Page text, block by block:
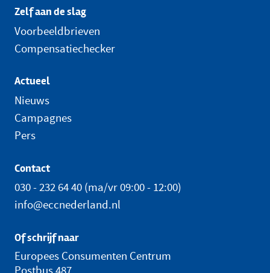
Zelf aan de slag
Voorbeeldbrieven
Compensatiechecker
Actueel
Nieuws
Campagnes
Pers
Contact
030 - 232 64 40 (ma/vr 09:00 - 12:00)
info@eccnederland.nl
Of schrijf naar
Europees Consumenten Centrum
Postbus 487